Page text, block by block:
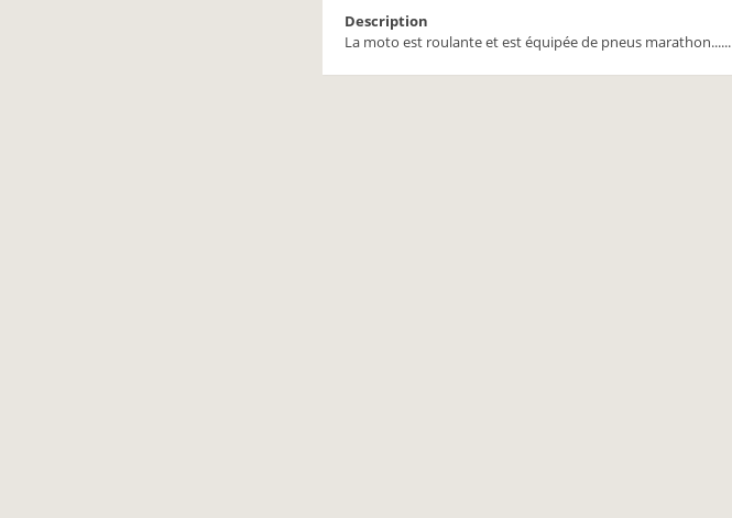
Description
La moto est roulante et est équipée de pneus marathon......